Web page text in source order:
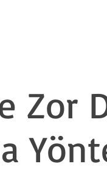
Zor